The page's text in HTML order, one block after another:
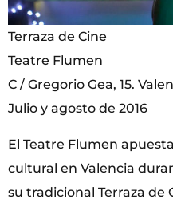
Terraza de Cine
Teatre Flumen
C / Gregorio Gea, 15.
Julio y agosto de 2016
El Teatre Flumen
cultural en Valencia
su tradicional Terraza de